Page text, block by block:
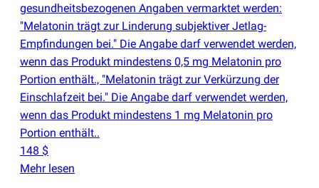
gesundheitsbezogenen Angaben vermarktet werden:
"Melatonin trägt zur Linderung subjektiver Jetlag-
Empfindungen bei." Die Angabe darf verwendet werden,
wenn das Produkt mindestens 0,5 mg Melatonin pro
Portion enthält., "Melatonin trägt zur Verkürzung der
Einschlafzeit bei." Die Angabe darf verwendet werden,
wenn das Produkt mindestens 1 mg Melatonin pro
Portion enthält..
148 $
Mehr lesen